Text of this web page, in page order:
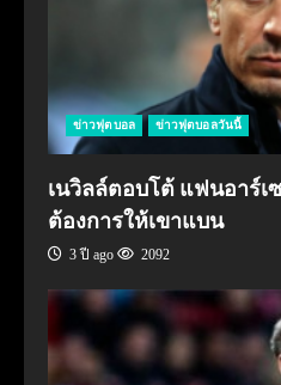
ข่าวฟุตบอล ข่าวฟุตบอลวันนี้
เนวิลล์ตอบโต้ แฟนอาร์เ
ต้องการให้เขาแบน
3 ปี ago 2092